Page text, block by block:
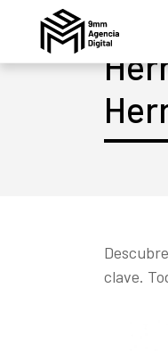
clave.